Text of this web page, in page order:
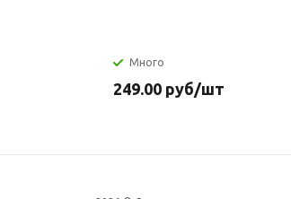
Много
249.00 руб/шт